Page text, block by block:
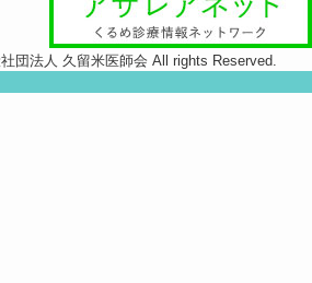
団法人 久留米医師会 All rights Reserved.